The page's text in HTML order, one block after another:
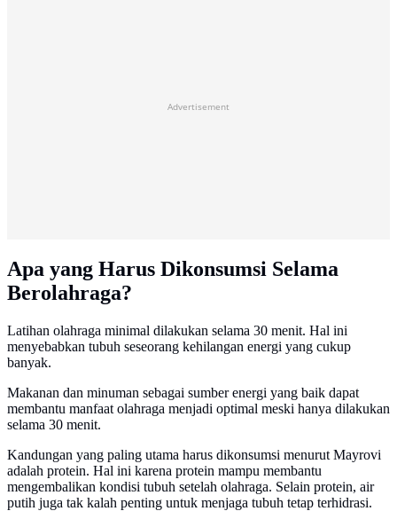
Advertisement
Apa yang Harus Dikonsumsi Selama
Berolahraga?
Latihan olahraga minimal dilakukan selama 30 menit. Hal ini
menyebabkan tubuh seseorang kehilangan energi yang cukup
banyak.
Makanan dan minuman sebagai sumber energi yang baik dapat
membantu manfaat olahraga menjadi optimal meski hanya dilakukan
selama 30 menit.
Kandungan yang paling utama harus dikonsumsi menurut Mayrovi
adalah protein. Hal ini karena protein mampu membantu
mengembalikan kondisi tubuh setelah olahraga. Selain protein, air
putih juga tak kalah penting untuk menjaga tubuh tetap terhidrasi.